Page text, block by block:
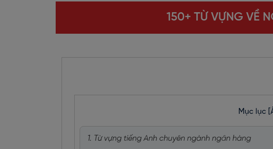
150+ TỪ VỰNG VỀ
Mục lục
1. Từ vựng tiếng Anh chuyên ngành ngân hàng